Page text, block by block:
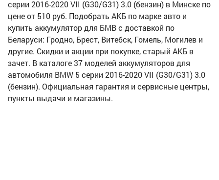
серии 2016-2020 VII (G30/G31) 3.0 (бензин) в Минске по
цене от 510 руб. Подобрать АКБ по марке авто и
купить аккумулятор для БМВ с доставкой по
Беларуси: Гродно, Брест, Витебск, Гомель, Могилев и
другие. Скидки и акции при покупке, старый АКБ в
зачет. В каталоге 37 моделей аккумуляторов для
автомобиля BMW 5 серии 2016-2020 VII (G30/G31) 3.0
(бензин). Официальная гарантия и сервисные центры,
пункты выдачи и магазины.